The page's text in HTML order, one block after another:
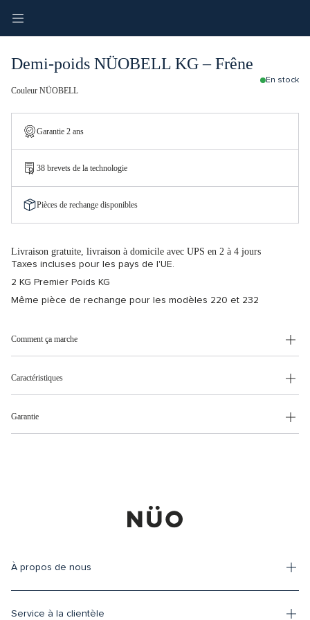
Demi-poids NÜOBELL KG – Frêne
Couleur NÜOBELL
En stock
Garantie 2 ans
38 brevets de la technologie
Pièces de rechange disponibles
Livraison gratuite, livraison à domicile avec UPS en 2 à 4 jours
Taxes incluses pour les pays de l'UE.
2 KG Premier Poids KG
Même pièce de rechange pour les modèles 220 et 232
Comment ça marche
Caractéristiques
Garantie
À propos de nous
Service à la clientèle